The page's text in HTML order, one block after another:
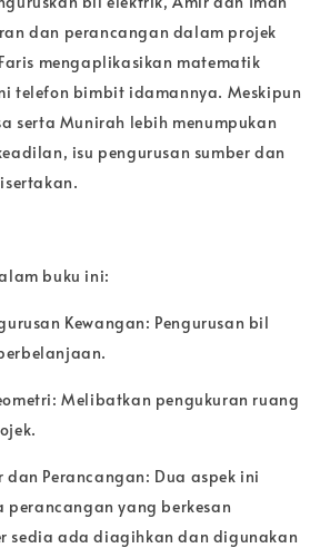
dan perancangan dalam projek
mengaplikasikan matematik
telefon bimbit idamannya. Meskipun
serta Munirah lebih menumpukan
isu pengurusan sumber dan
buku ini:
Kewangan: Pengurusan bil
Melibatkan pengukuran ruang
dan Perancangan: Dua aspek ini
yang berkesan
sedia ada diagihkan dan digunakan